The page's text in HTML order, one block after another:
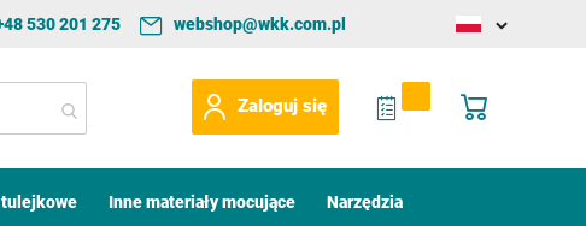
webshop@wkk.com.pl
530 201 275
Change
Zaloguj się
Mój koszyk
My Quote
Inne materiały mocujące Narzędzia